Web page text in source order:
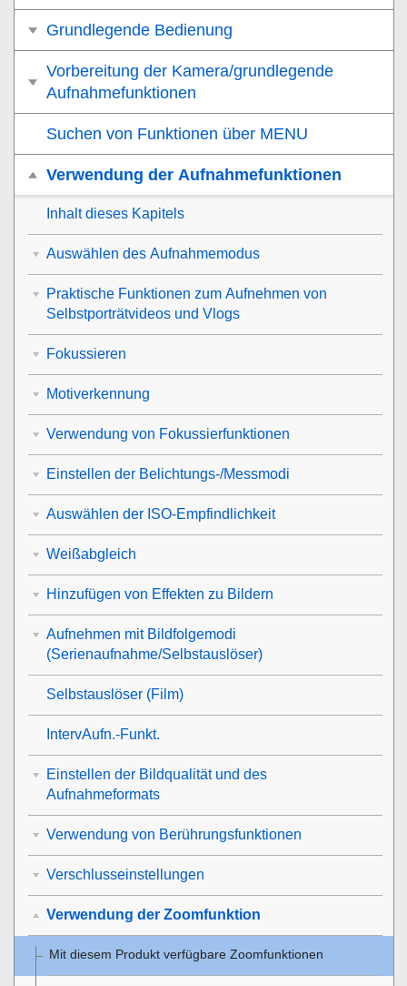
Grundlegende Bedienung
Vorbereitung der Kamera/grundlegende
Aufnahmefunktionen
Suchen von Funktionen über MENU
Verwendung der Aufnahmefunktionen
Inhalt dieses Kapitels
Auswählen des Aufnahmemodus
Praktische Funktionen zum Aufnehmen von
Selbstporträtvideos und Vlogs
Fokussieren
Motiverkennung
Verwendung von Fokussierfunktionen
Einstellen der Belichtungs-/Messmodi
Auswählen der ISO-Empfindlichkeit
Weißabgleich
Hinzufügen von Effekten zu Bildern
Aufnehmen mit Bildfolgemodi
(Serienaufnahme/Selbstauslöser)
Selbstauslöser (Film)
IntervAufn.-Funkt.
Einstellen der Bildqualität und des
Aufnahmeformats
Verwendung von Berührungsfunktionen
Verschlusseinstellungen
Verwendung der Zoomfunktion
Mit diesem Produkt verfügbare Zoomfunktionen